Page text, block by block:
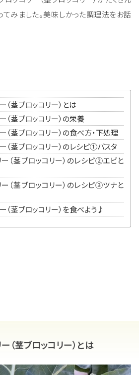
みました。美味しかった調理法をお話
（茎ブロッコリー）とは
（茎ブロッコリー）の栄養
（茎ブロッコリー）の食べ方・下処理
（茎ブロッコリー）のレシピ➀パスタ
ー（茎ブロッコリー）のレシピ➁エビと
ー（茎ブロッコリー）のレシピ➂ツナと
（茎ブロッコリー）を食べよう♪
（茎ブロッコリー）とは